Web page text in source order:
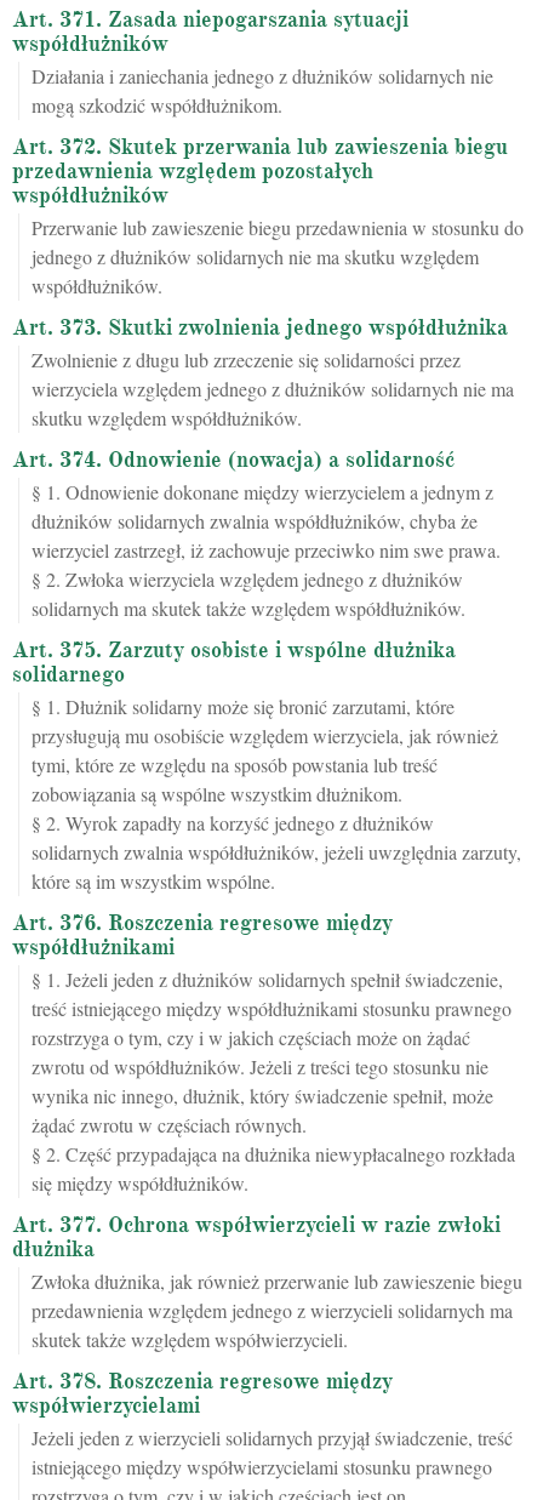
Art. 371. Zasada niepogarszania sytuacji
współdłużników
Działania i zaniechania jednego z dłużników solidarnych nie
mogą szkodzić współdłużnikom.
Art. 372. Skutek przerwania lub zawieszenia biegu
przedawnienia względem pozostałych
współdłużników
Przerwanie lub zawieszenie biegu przedawnienia w stosunku do
jednego z dłużników solidarnych nie ma skutku względem
współdłużników.
Art. 373. Skutki zwolnienia jednego współdłużnika
Zwolnienie z długu lub zrzeczenie się solidarności przez
wierzyciela względem jednego z dłużników solidarnych nie ma
skutku względem współdłużników.
Art. 374. Odnowienie (nowacja) a solidarność
§ 1. Odnowienie dokonane między wierzycielem a jednym z
dłużników solidarnych zwalnia współdłużników, chyba że
wierzyciel zastrzegł, iż zachowuje przeciwko nim swe prawa.
§ 2. Zwłoka wierzyciela względem jednego z dłużników
solidarnych ma skutek także względem współdłużników.
Art. 375. Zarzuty osobiste i wspólne dłużnika
solidarnego
§ 1. Dłużnik solidarny może się bronić zarzutami, które
przysługują mu osobiście względem wierzyciela, jak również
tymi, które ze względu na sposób powstania lub treść
zobowiązania są wspólne wszystkim dłużnikom.
§ 2. Wyrok zapadły na korzyść jednego z dłużników
solidarnych zwalnia współdłużników, jeżeli uwzględnia zarzuty,
które są im wszystkim wspólne.
Art. 376. Roszczenia regresowe między
współdłużnikami
§ 1. Jeżeli jeden z dłużników solidarnych spełnił świadczenie,
treść istniejącego między współdłużnikami stosunku prawnego
rozstrzyga o tym, czy i w jakich częściach może on żądać
zwrotu od współdłużników. Jeżeli z treści tego stosunku nie
wynika nic innego, dłużnik, który świadczenie spełnił, może
żądać zwrotu w częściach równych.
§ 2. Część przypadająca na dłużnika niewypłacalnego rozkłada
się między współdłużników.
Art. 377. Ochrona współwierzycieli w razie zwłoki
dłużnika
Zwłoka dłużnika, jak również przerwanie lub zawieszenie biegu
przedawnienia względem jednego z wierzycieli solidarnych ma
skutek także względem współwierzycieli.
Art. 378. Roszczenia regresowe między
współwierzycielami
Jeżeli jeden z wierzycieli solidarnych przyjął świadczenie, treść
istniejącego między współwierzycielami stosunku prawnego